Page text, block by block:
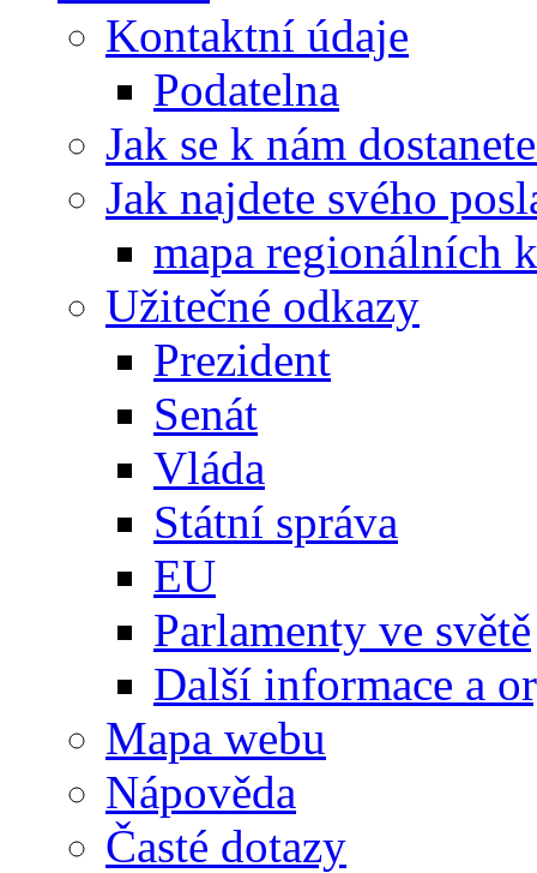
Kontaktní údaje
Podatelna
Jak se k nám
Jak najdete svého
mapa regionálních
Užitečné odkazy
Prezident
Senát
Vláda
Státní správa
EU
Parlamenty ve světě
Další informace a
Mapa webu
Nápověda
Časté dotazy